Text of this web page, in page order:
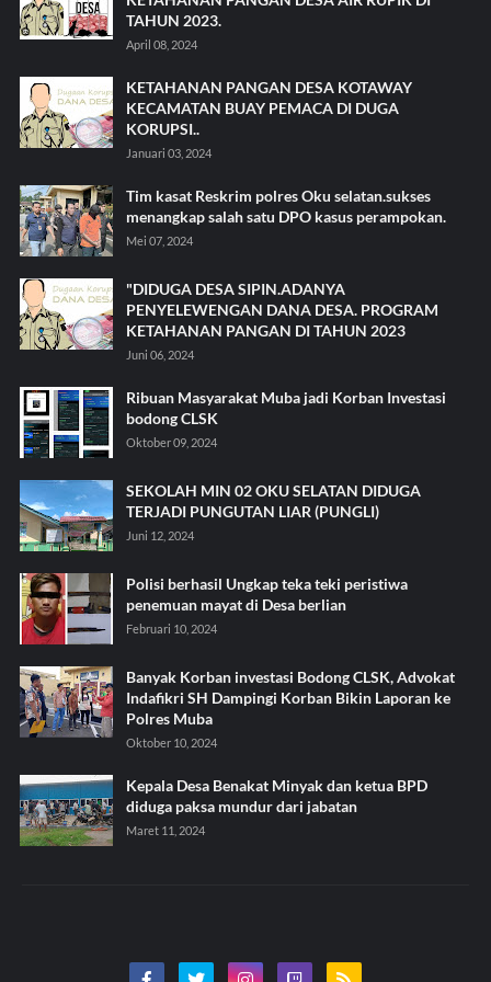
TAHUN 2023.
April 08, 2024
KETAHANAN PANGAN DESA KOTAWAY
KECAMATAN BUAY PEMACA DI DUGA
KORUPSI..
Januari 03, 2024
Tim kasat Reskrim polres Oku selatan.sukses
menangkap salah satu DPO kasus perampokan.
Mei 07, 2024
"DIDUGA DESA SIPIN.ADANYA
PENYELEWENGAN DANA DESA. PROGRAM
KETAHANAN PANGAN DI TAHUN 2023
Juni 06, 2024
Ribuan Masyarakat Muba jadi Korban Investasi
bodong CLSK
Oktober 09, 2024
SEKOLAH MIN 02 OKU SELATAN DIDUGA
TERJADI PUNGUTAN LIAR (PUNGLI)
Juni 12, 2024
Polisi berhasil Ungkap teka teki peristiwa
penemuan mayat di Desa berlian
Februari 10, 2024
Banyak Korban investasi Bodong CLSK, Advokat
Indafikri SH Dampingi Korban Bikin Laporan ke
Polres Muba
Oktober 10, 2024
Kepala Desa Benakat Minyak dan ketua BPD
diduga paksa mundur dari jabatan
Maret 11, 2024